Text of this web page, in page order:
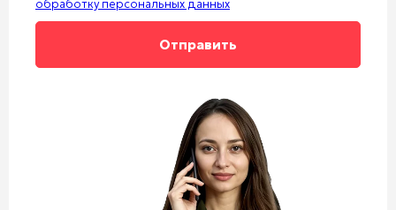
обработку персональных данных